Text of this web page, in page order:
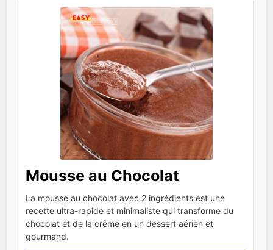
Mousse au Chocolat
La mousse au chocolat avec 2 ingrédients est une
recette ultra-rapide et minimaliste qui transforme du
chocolat et de la crème en un dessert aérien et
gourmand.